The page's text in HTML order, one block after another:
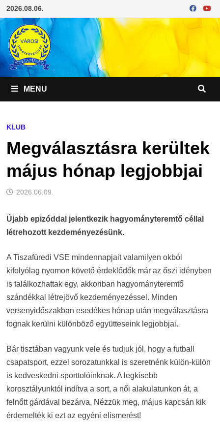
Skip
to
content
2026.08.06.
MENU
KLUB
Megválasztásra kerültek
május hónap legjobbjai
2026.06.09.
Újabb epizóddal jelentkezik hagyományteremtő céllal
létrehozott kezdeményezésünk.
A Tiszafüredi VSE mindennapjait valamilyen okból
kifolyólag nyomon követő érdeklődők már az őszi idényben
is találkozhattak egy, akkoriban hagyományteremtő
szándékkal létrejövő kezdeményezéssel. Minden
versenyidőszakban esedékes hónap után megválasztásra
fognak kerülni különböző együtteseink legjobbjai.
Bár tisztában vagyunk vele és tudjuk jól, hogy a futball
csapatsport, ezzel sorozatunkkal is szeretnénk külön-külön
is kedveskedni sporttolóinknak. A legkisebb
korosztályunktól indítva a sort, a női alakulatunkon át, a
felnőtt gárdával bezárva. Nézzük meg, május kapcsán kik
érdemelték ki ezt az egyéni elismerést!